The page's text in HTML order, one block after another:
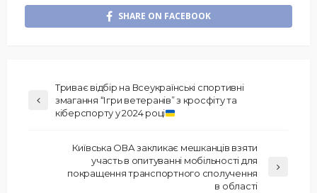
SHARE ON FACEBOOK
Триває відбір на Всеукраїнські спортивні
змагання “Ігри ветеранів” з кросфіту та
кіберспорту у 2024 році
Київська ОВА закликає мешканців взяти
участь в опитуванні мобільності для
покращення транспортного сполучення
в області